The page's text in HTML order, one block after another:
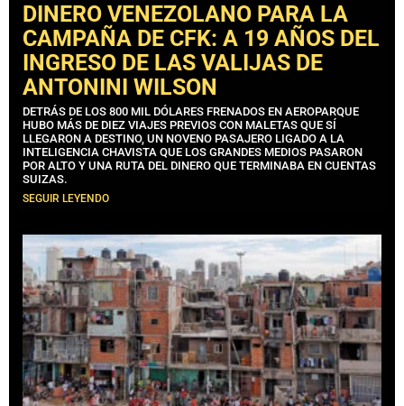
DINERO VENEZOLANO PARA LA
CAMPAÑA DE CFK: A 19 AÑOS DEL
INGRESO DE LAS VALIJAS DE
ANTONINI WILSON
DETRÁS DE LOS 800 MIL DÓLARES FRENADOS EN AEROPARQUE
HUBO MÁS DE DIEZ VIAJES PREVIOS CON MALETAS QUE SÍ
LLEGARON A DESTINO, UN NOVENO PASAJERO LIGADO A LA
INTELIGENCIA CHAVISTA QUE LOS GRANDES MEDIOS PASARON
POR ALTO Y UNA RUTA DEL DINERO QUE TERMINABA EN CUENTAS
SUIZAS.
SEGUIR LEYENDO